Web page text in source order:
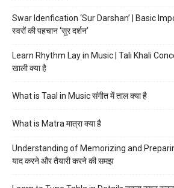
Swar Idenfication ‘Sur Darshan’ | Basic
स्वरों की पहचान ‘सुर दर्शन’
Learn Rhythm Lay in Music | Tali Khali
खाली क्या है
What is Taal in Music संगीत में ताल क्या है
What is Matra मात्रा क्या है
Understanding of Memorizing and
याद करने और तैयारी करने की समझ